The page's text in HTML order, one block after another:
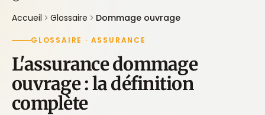
Accueil Glossaire Dommage ouvrage
GLOSSAIRE · ASSURANCE
L'assurance dommage
ouvrage : la définition
complète